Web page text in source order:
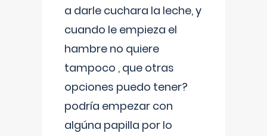
a darle cuchara la leche, y
cuando le empieza el
hambre no quiere
tampoco , que otras
opciones puedo tener?
podría empezar con
algúna papilla por lo